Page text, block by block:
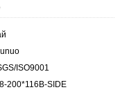
ISO9001
200*116B-SIDE